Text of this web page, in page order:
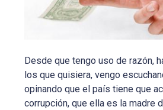
Desde que tengo uso de razón,
los que quisiera, vengo
opinando que el país tiene que
corrupción, que ella es la madre